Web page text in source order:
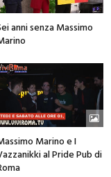
anni senza Massimo
Marino e I
al Pride Pub di